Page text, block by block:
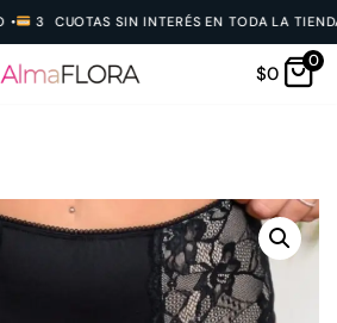
3 CUOTAS SIN INTERÉS EN TODA LA TIENDA•
$0
0